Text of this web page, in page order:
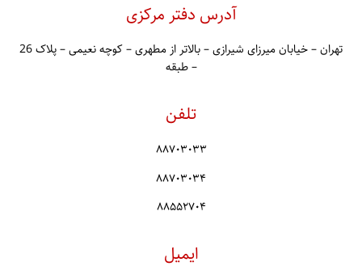
+
آدرس دفتر مرکزی
تهران – خیابان میرزای شیرازی – بالاتر از مطهری – کوچه نعیمی – پلاک 26
– طبقه
تلفن
۸۸۷۰۳۰۳۳
۸۸۷۰۳۰۳۴
۸۸۵۵۲۷۰۴
ایمیل